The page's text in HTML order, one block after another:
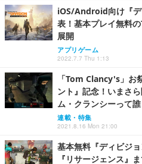
iOS/Android向け『
表！基本プレイ無料
展開
アプリゲーム
2022.7.7 Thu 1:13
「Tom Clancy's」お
ント』記念！いまさ
ム・クランシーって誰
連載・特集
2021.8.16 Mon 21:00
基本無料『ディビジ
『リサージェンス』